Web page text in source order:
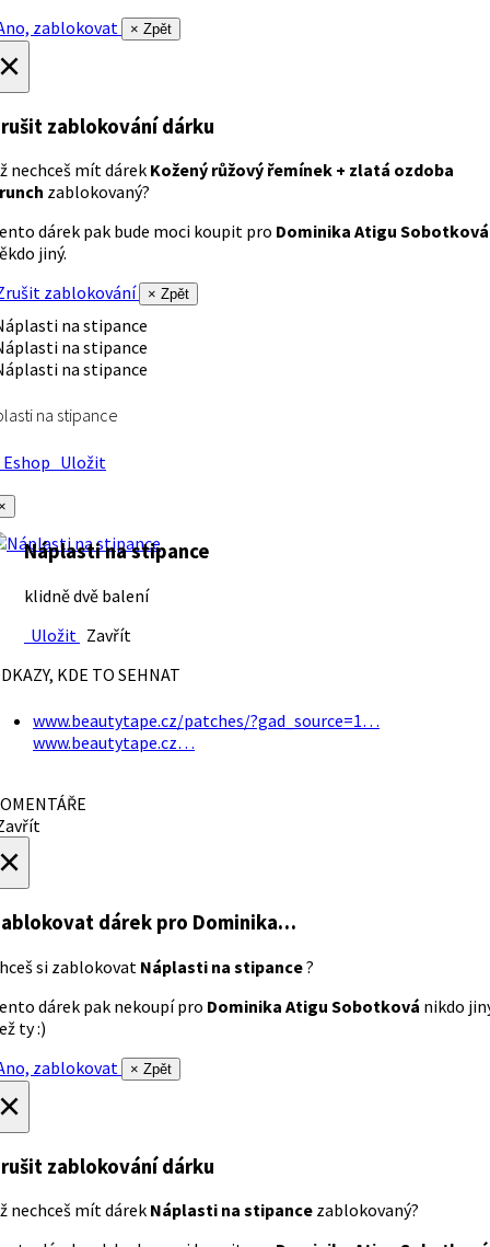
zablokovat
× Zpět
zablokování dárku
nechceš mít dárek Kožený růžový řemínek + zlatá ozdoba
zablokovaný?
dárek pak bude moci koupit pro Dominika Atigu Sobotková
jiný.
zablokování
× Zpět
na stipance
Uložit
Náplasti na stipance
klidně dvě balení
Uložit Zavřít
KDE TO SEHNAT
www.beautytape.cz/patches/?gad_source=1…
www.beautytape.cz…
dárek pro Dominika…
si zablokovat Náplasti na stipance?
dárek pak nekoupí pro Dominika Atigu Sobotková nikdo
ty :)
zablokovat
× Zpět
zablokování dárku
nechceš mít dárek Náplasti na stipance zablokovaný?